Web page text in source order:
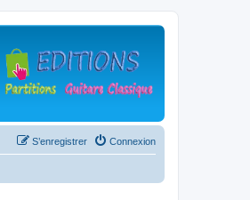
Connexion
S’enregistrer